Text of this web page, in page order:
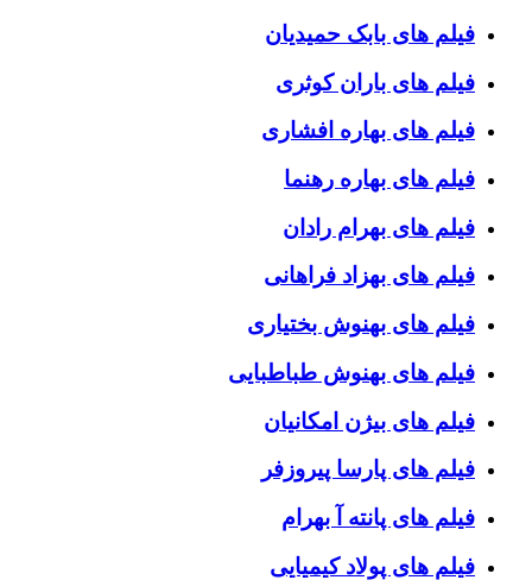
فیلم های بابک حمیدیان
فیلم های باران کوثری
فیلم های بهاره افشاری
فیلم های بهاره رهنما
فیلم های بهرام رادان
فیلم های بهزاد فراهانی
فیلم های بهنوش بختیاری
فیلم های بهنوش طباطبایی
فیلم های بیژن امکانیان
فیلم های پارسا پیروزفر
فیلم های پانته آ بهرام
فیلم های پولاد کیمیایی